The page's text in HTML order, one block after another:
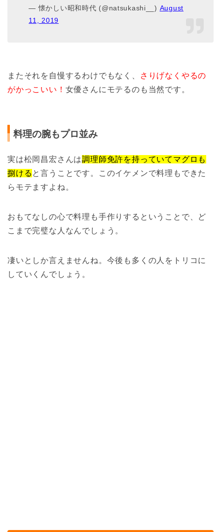
— 懐かしい昭和時代 (@natsukashi__) August
11, 2019
またそれを自慢するわけでもなく、
さりげなくやるの
がかっこいい！ 女優さんにモテるのも当然です。
料理の腕もプロ並み
実は松岡昌宏さんは調理師免許を持っていてマグロも
捌ける と言うことです。このイケメンで料理もできた
らモテますよね。
おもてなしの心で料理も手作りするということで、ど
こまで完璧な人なんでしょう。
凄いとしか言えませんね。今後も多くの人をトリコに
していくんでしょう。